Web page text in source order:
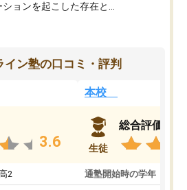
ョンを起こした存在と...
イン塾の口コミ・評判
3.6
2
本校
生徒
総合評価
通塾開始時の学年